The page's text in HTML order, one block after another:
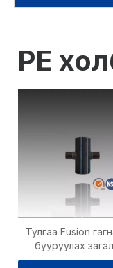
PE
Тулгаа Fusion
бууруулах